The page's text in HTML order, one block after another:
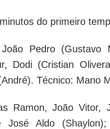
do primeiro
Pedro (Gustavo
Dodi (Cristian
Técnico: Mano
Ramon, João Vitor,
José Aldo